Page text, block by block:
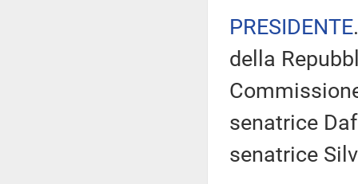
PRESIDENTE
della
senatrice
senatrice